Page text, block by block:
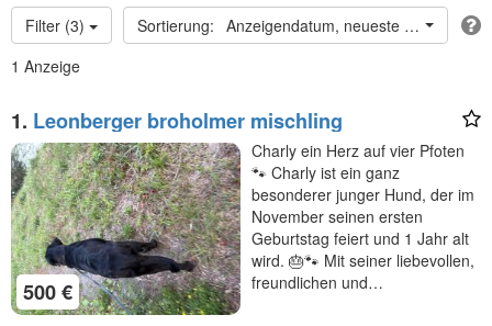
Filter (3)
Anzeigendatum, neueste oben
1 Anzeige
1. Leonberger broholmer mischling
500 €
Charly ein Herz auf vier Pfoten
🐾 Charly ist ein ganz
besonderer junger Hund, der im
November seinen ersten
Geburtstag feiert und 1 Jahr alt
wird. 🎂🐾 Mit seiner liebevollen,
freundlichen und…